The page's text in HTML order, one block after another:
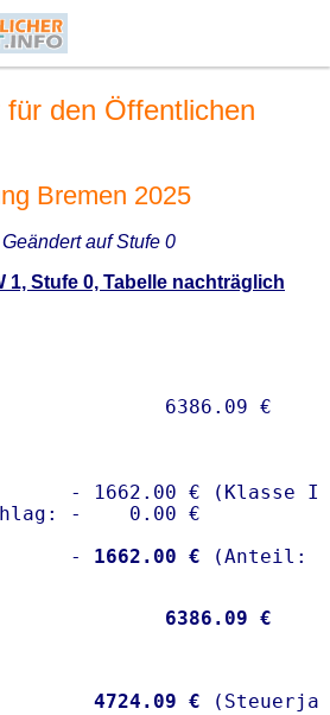
den Öffentlichen
Bremen 2025
auf Stufe 0
1, Stufe 0, Tabelle nachträglich
- 1662.00 € (Klasse I)
-    0.00 €
-
1662.00 €
6386.09 €
4724.09 €